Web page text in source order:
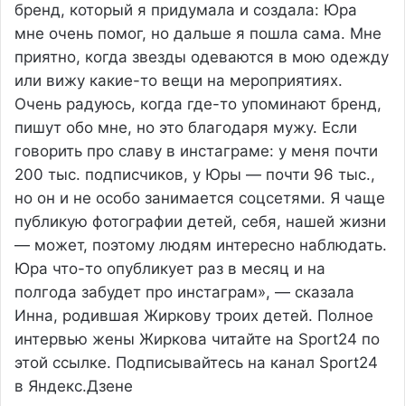
бренд, который я придумала и создала: Юра
мне очень помог, но дальше я пошла сама. Мне
приятно, когда звезды одеваются в мою одежду
или вижу какие-то вещи на мероприятиях.
Очень радуюсь, когда где-то упоминают бренд,
пишут обо мне, но это благодаря мужу. Если
говорить про славу в инстаграме: у меня почти
200 тыс. подписчиков, у Юры — почти 96 тыс.,
но он и не особо занимается соцсетями. Я чаще
публикую фотографии детей, себя, нашей жизни
— может, поэтому людям интересно наблюдать.
Юра что-то опубликует раз в месяц и на
полгода забудет про инстаграм», — сказала
Инна, родившая Жиркову троих детей. Полное
интервью жены Жиркова читайте на Sport24 по
этой ссылке. Подписывайтесь на канал Sport24
в Яндекс.Дзене